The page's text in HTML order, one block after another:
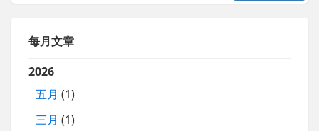
每月文章
2026
五月 (1)
三月 (1)